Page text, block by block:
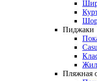
Пиджаки
Пляжная